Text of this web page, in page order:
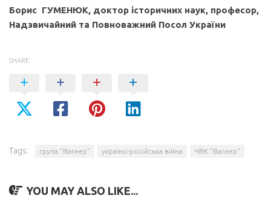
Борис ГУМЕНЮК, доктор історичних наук, професор,
Надзвичайний та Повноважний Посол України
SHARE
Tags: група "Вагнер" україно-російська війна ЧВК "Вагнер"
YOU MAY ALSO LIKE...